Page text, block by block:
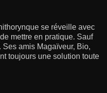
se réveille avec
mettre en pratique. Sauf
amis Magaïveur, Bio,
toujours une solution toute